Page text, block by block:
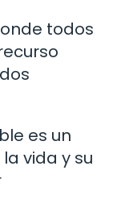
todos
es un
vida y su